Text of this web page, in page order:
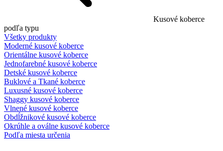
Kusové koberce
podľa typu
Všetky produkty
Moderné kusové koberce
Orientálne kusové koberce
Jednofarebné kusové koberce
Detské kusové koberce
Buklové a Tkané koberce
Luxusné kusové koberce
Shaggy kusové koberce
Vlnené kusové koberce
Obdĺžnikové kusové koberce
Okrúhle a oválne kusové koberce
Podľa miesta určenia